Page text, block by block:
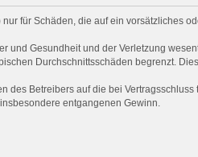
für Schäden, die auf ein vorsätzliches
und Gesundheit und der Verletzung
Durchschnittsschäden begrenzt.
des Betreibers auf die bei Vertragsschluss
entgangenen Gewinn.